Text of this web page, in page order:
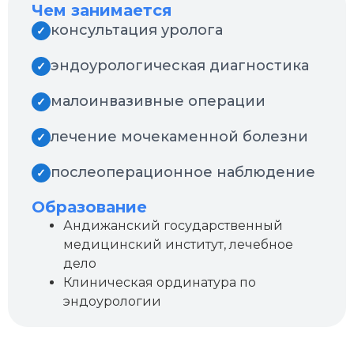
Чем занимается
✓ консультация уролога
✓ эндоурологическая диагностика
✓ малоинвазивные операции
✓ лечение мочекаменной болезни
✓ послеоперационное наблюдение
Образование
Андижанский государственный
медицинский институт, лечебное
дело
Клиническая ординатура по
эндоурологии